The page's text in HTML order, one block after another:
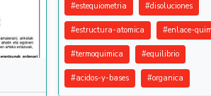
#estequiometria #disoluciones
#estructura-atomica #enlace-
#termoquimica #equilibrio
#acidos-y-bases #organica